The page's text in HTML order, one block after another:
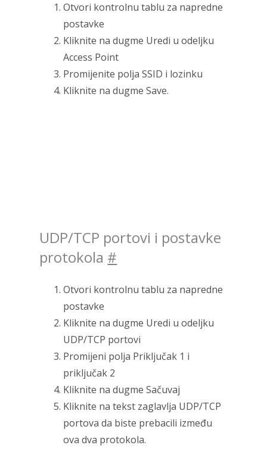
Otvori kontrolnu tablu za napredne
postavke
Kliknite na dugme Uredi u odeljku
Access Point
Promijenite polja SSID i lozinku
Kliknite na dugme Save.
UDP/TCP portovi i postavke
protokola #
Otvori kontrolnu tablu za napredne
postavke
Kliknite na dugme Uredi u odeljku
UDP/TCP portovi
Promijeni polja Priključak 1 i
priključak 2
Kliknite na dugme Sačuvaj
Kliknite na tekst zaglavlja UDP/TCP
portova da biste prebacili između
ova dva protokola.